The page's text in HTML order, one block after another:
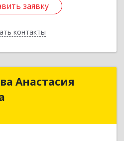
заявку
контакты
заявку
Назад
Анастасия
Анастасия